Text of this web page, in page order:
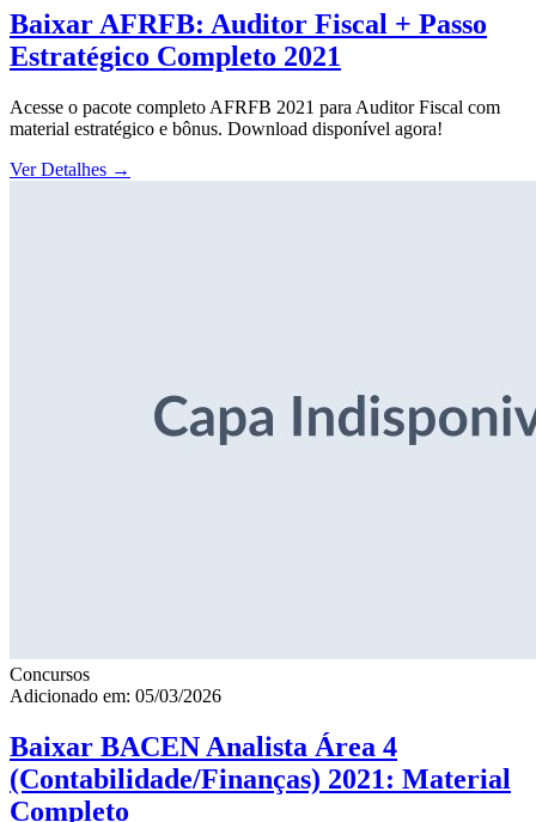
Baixar AFRFB: Auditor Fiscal + Passo
Estratégico Completo 2021
Acesse o pacote completo AFRFB 2021 para Auditor Fiscal com
material estratégico e bônus. Download disponível agora!
Ver Detalhes →
Concursos
Adicionado em: 05/03/2026
Baixar BACEN Analista Área 4
(Contabilidade/Finanças) 2021: Material
Completo